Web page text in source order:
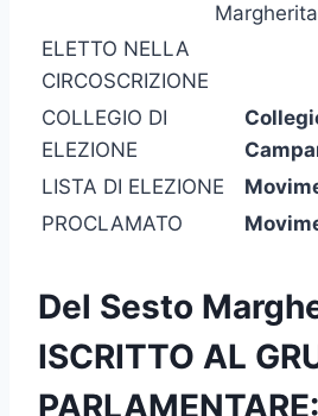
Margherita
ELETTO NELLA
CIRCOSCRIZIONE
COLLEGIO DI
ELEZIONE
LISTA DI ELEZIONE
PROCLAMATO
Del Sesto
ISCRITTO AL
PARLAMENTARE: